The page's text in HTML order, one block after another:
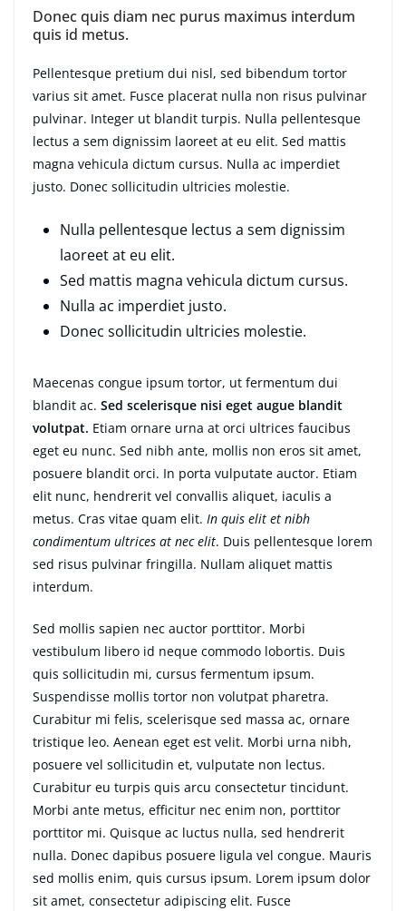
Donec quis diam nec purus maximus interdum
quis id metus.
Pellentesque pretium dui nisl, sed bibendum tortor
varius sit amet. Fusce placerat nulla non risus pulvinar
pulvinar. Integer ut blandit turpis. Nulla pellentesque
lectus a sem dignissim laoreet at eu elit. Sed mattis
magna vehicula dictum cursus. Nulla ac imperdiet
justo. Donec sollicitudin ultricies molestie.
Nulla pellentesque lectus a sem dignissim
laoreet at eu elit.
Sed mattis magna vehicula dictum cursus.
Nulla ac imperdiet justo.
Donec sollicitudin ultricies molestie.
Maecenas congue ipsum tortor, ut fermentum dui
blandit ac. Sed scelerisque nisi eget augue blandit
volutpat. Etiam ornare urna at orci ultrices faucibus
eget eu nunc. Sed nibh ante, mollis non eros sit amet,
posuere blandit orci. In porta vulputate auctor. Etiam
elit nunc, hendrerit vel convallis aliquet, iaculis a
metus. Cras vitae quam elit. In quis elit et nibh
condimentum ultrices at nec elit. Duis pellentesque lorem
sed risus pulvinar fringilla. Nullam aliquet mattis
interdum.
Sed mollis sapien nec auctor porttitor. Morbi
vestibulum libero id neque commodo lobortis. Duis
quis sollicitudin mi, cursus fermentum ipsum.
Suspendisse mollis tortor non volutpat pharetra.
Curabitur mi felis, scelerisque sed massa ac, ornare
tristique leo. Aenean eget est velit. Morbi urna nibh,
posuere vel sollicitudin et, vulputate non lectus.
Curabitur eu turpis quis arcu consectetur tincidunt.
Morbi ante metus, efficitur nec enim non, porttitor
porttitor mi. Quisque ac luctus nulla, sed hendrerit
nulla. Donec dapibus posuere ligula vel congue. Mauris
sed mollis enim, quis cursus ipsum. Lorem ipsum dolor
sit amet, consectetur adipiscing elit. Fusce